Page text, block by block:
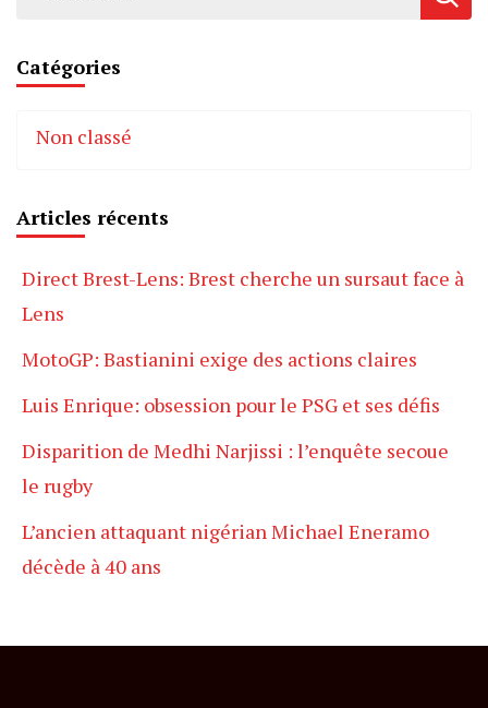
Catégories
Non classé
Articles récents
Direct Brest-Lens: Brest cherche un sursaut face à
Lens
MotoGP: Bastianini exige des actions claires
Luis Enrique: obsession pour le PSG et ses défis
Disparition de Medhi Narjissi : l’enquête secoue
le rugby
L’ancien attaquant nigérian Michael Eneramo
décède à 40 ans